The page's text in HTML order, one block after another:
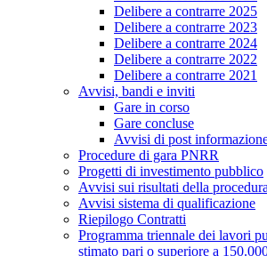
Delibere a contrarre 2025
Delibere a contrarre 2023
Delibere a contrarre 2024
Delibere a contrarre 2022
Delibere a contrarre 2021
Avvisi, bandi e inviti
Gare in corso
Gare concluse
Avvisi di post
Procedure di gara PNRR
Progetti di investimento pubblico
Avvisi sui risultati della
Avvisi sistema di qualificazione
Riepilogo Contratti
Programma triennale dei lavori
stimato pari o superiore a